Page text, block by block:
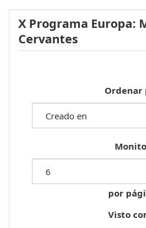
X Programa Europa:
Cervantes
Ordenar
por
Visto